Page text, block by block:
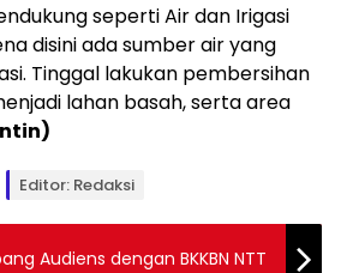
seperti Air dan Irigasi
disini ada sumber air yang
Tinggal lakukan pembersihan
lahan basah, serta area
Editor: Redaksi
Audiens dengan BKKBN NTT